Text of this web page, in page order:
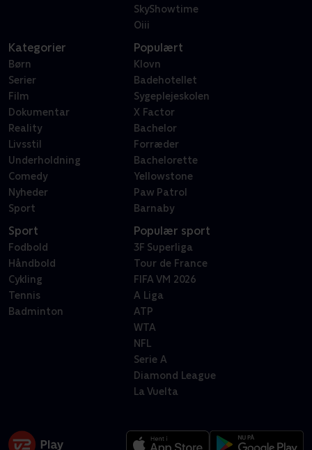
SkyShowtime
Oiii
Kategorier
Børn
Serier
Film
Dokumentar
Reality
Livsstil
Underholdning
Comedy
Nyheder
Sport
Populært
Klovn
Badehotellet
Sygeplejeskolen
X Factor
Bachelor
Forræder
Bachelorette
Yellowstone
Paw Patrol
Barnaby
Sport
Fodbold
Håndbold
Cykling
Tennis
Badminton
Populær sport
3F Superliga
Tour de France
FIFA VM 2026
A Liga
ATP
WTA
NFL
Serie A
Diamond League
La Vuelta